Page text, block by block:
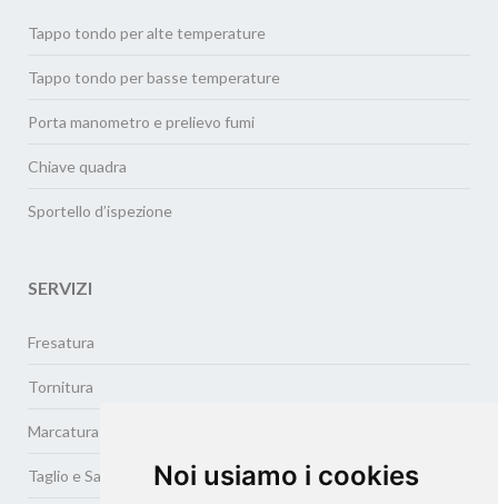
Noi usiamo i cookies
Tappo tondo per alte temperature
Tappo tondo per basse temperature
Porta manometro e prelievo fumi
Chiave quadra
Sportello d’ispezione
SERVIZI
Fresatura
Tornitura
Marcatura Laser
Taglio e Saldatura Laser